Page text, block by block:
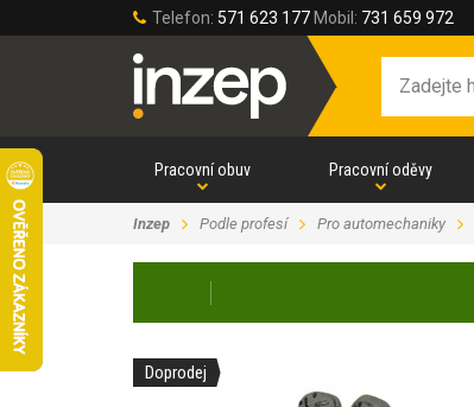
Telefon: 571 623 177 Mobil: 731 659 972
Pracovní obuv Pracovní oděvy
Inzep Podle profesí Pro automechaniky
Doprodej